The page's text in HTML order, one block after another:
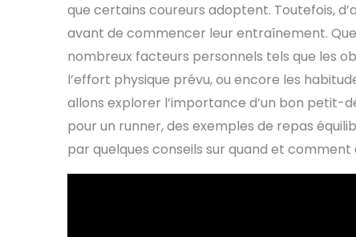
que certains coureurs adoptent. Toutefois,
avant de commencer leur entraînement.
nombreux facteurs personnels tels que les
l’effort physique prévu, ou encore les
allons explorer l’importance d’un bon petit-
pour un runner, des exemples de repas
par quelques conseils sur quand et